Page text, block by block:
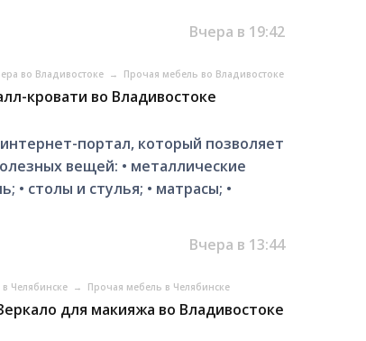
Вчера в 19:42
во Владивостоке → Прочая мебель во Владивостоке
кровати во Владивостоке
портал, который позволяет
вещей: • металлические
• столы и стулья; • матрасы; •
Вчера в 13:44
Челябинске → Прочая мебель в Челябинске
для макияжа во Владивостоке